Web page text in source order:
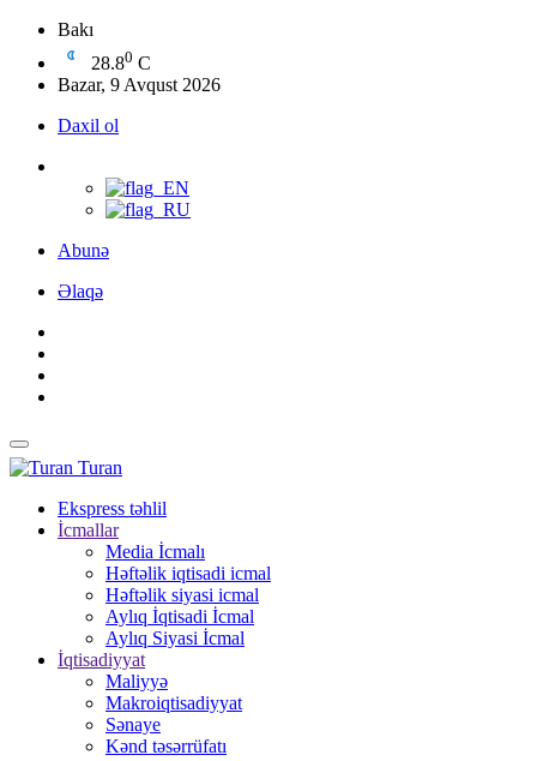
Bakı
28.80 C
Bazar, 9 Avqust 2026
Daxil ol
Abunə
Əlaqə
Turan
Ekspress təhlil
İcmallar
Media İcmalı
Həftəlik iqtisadi icmal
Həftəlik siyasi icmal
Aylıq İqtisadi İcmal
Aylıq Siyasi İcmal
İqtisadiyyat
Maliyyə
Makroiqtisadiyyat
Sənaye
Kənd təsərrüfatı